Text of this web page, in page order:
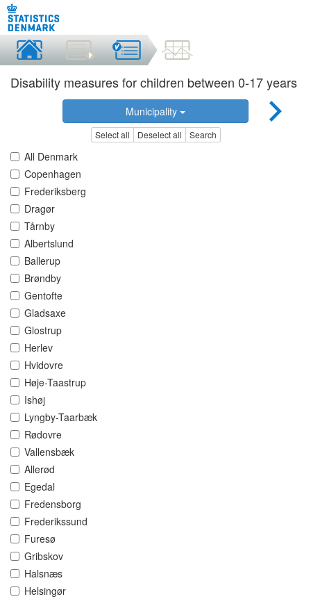
Disability measures for children between 0-17 years
Municipality
Select all Deselect all Search
All Denmark
Copenhagen
Frederiksberg
Dragør
Tårnby
Albertslund
Ballerup
Brøndby
Gentofte
Gladsaxe
Glostrup
Herlev
Hvidovre
Høje-Taastrup
Ishøj
Lyngby-Taarbæk
Rødovre
Vallensbæk
Allerød
Egedal
Fredensborg
Frederikssund
Furesø
Gribskov
Halsnæs
Helsingør